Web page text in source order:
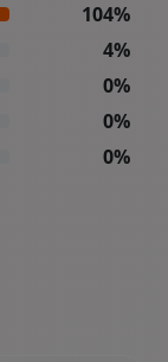
104%
4%
0%
0%
0%